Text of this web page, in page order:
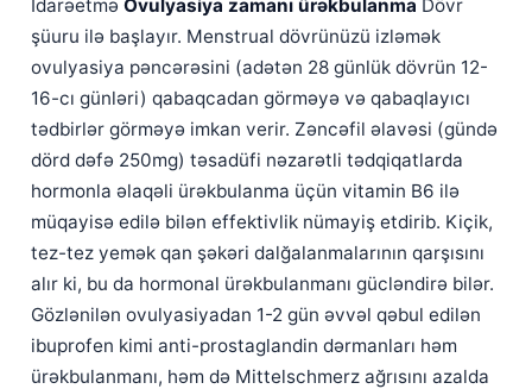
İdarəetmə Ovulyasiya zamanı ürəkbulanma Dövr
şüuru ilə başlayır. Menstrual dövrünüzü izləmək
ovulyasiya pəncərəsini (adətən 28 günlük dövrün 12-
16-cı günləri) qabaqcadan görməyə və qabaqlayıcı
tədbirlər görməyə imkan verir. Zəncəfil əlavəsi (gündə
dörd dəfə 250mg) təsadüfi nəzarətli tədqiqatlarda
hormonla əlaqəli ürəkbulanma üçün vitamin B6 ilə
müqayisə edilə bilən effektivlik nümayiş etdirib. Kiçik,
tez-tez yemək qan şəkəri dalğalanmalarının qarşısını
alır ki, bu da hormonal ürəkbulanmanı gücləndirə bilər.
Gözlənilən ovulyasiyadan 1-2 gün əvvəl qəbul edilən
ibuprofen kimi anti-prostaglandin dərmanları həm
ürəkbulanmanı, həm də Mittelschmerz ağrısını azalda